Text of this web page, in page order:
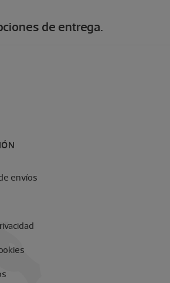
de entrega.
envíos